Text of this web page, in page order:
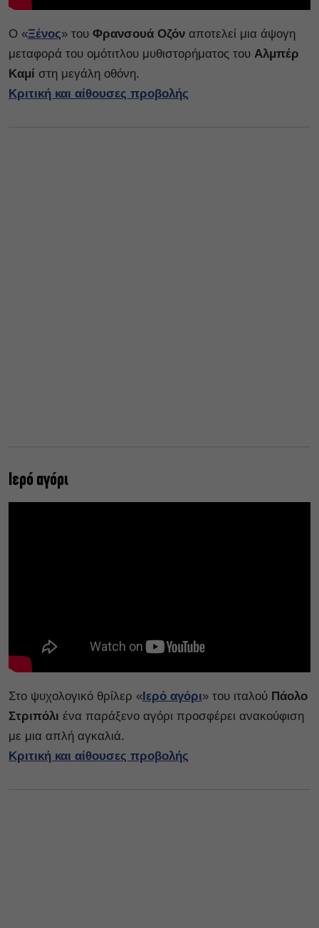
Ο «Ξένος» του Φρανσουά Οζόν αποτελεί μια άψογη
μεταφορά του ομότιτλου μυθιστορήματος του Αλμπέρ
Καμί στη μεγάλη οθόνη.
Κριτική και αίθουσες προβολής
Ιερό αγόρι
Στο ψυχολογικό θρίλερ «Ιερό αγόρι» του ιταλού Πάολο
Στριπόλι ένα παράξενο αγόρι προσφέρει ανακούφιση
με μια απλή αγκαλιά.
Κριτική και αίθουσες προβολής